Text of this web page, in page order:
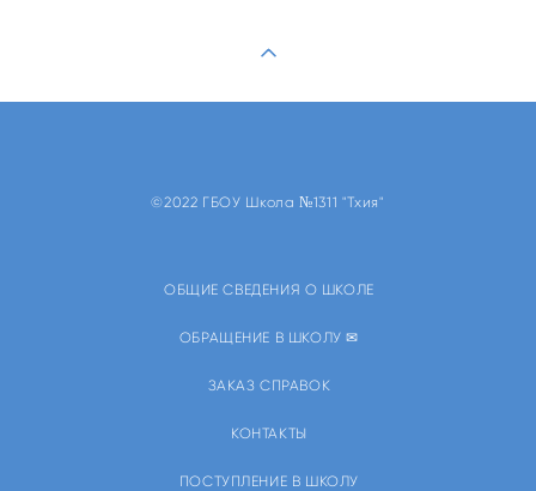
©2022 ГБОУ Школа №1311 "Тхия"
ОБЩИЕ СВЕДЕНИЯ О ШКОЛЕ
ОБРАЩЕНИЕ В ШКОЛУ ✉
ЗАКАЗ СПРАВОК
КОНТАКТЫ
ПОСТУПЛЕНИЕ В ШКОЛУ